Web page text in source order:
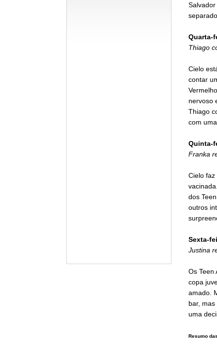
Quarta-
Thiago
Cielo
contar
nervoso
Thiago
com
Quinta-
Franka
Cielo
dos
outros
Sexta-
Justina
Os Teen
copa
amado.
bar,
uma
Resumo